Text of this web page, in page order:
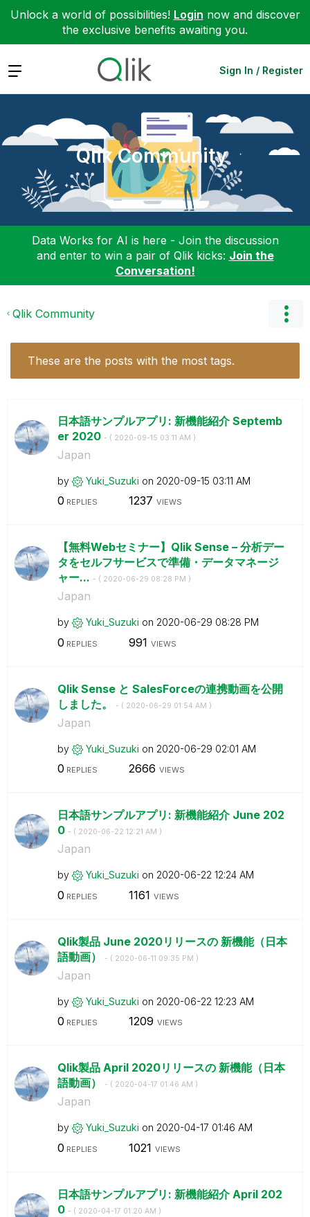
Unlock a world of possibilities! Login now and discover
the exclusive benefits awaiting you.
Expand Sign In / Register
Qlik Community
Data Works for AI is here - Join the discussion
and enter to win a pair of Qlik kicks: Join the
Conversation!
Qlik Community
These are the posts with the most tags.
日本語サンプルアプリ: 新機能紹介 Septemb
er 2020 - ( ‎2020-09-15 03:11 AM )
Japan
by Yuki_Suzuki on ‎2020-09-15 03:11 AM
0 REPLIES 1237 VIEWS
【無料Webセミナー】Qlik Sense – 分析デー
タをセルフサービスで準備・データマネージ
ャー... - ( ‎2020-06-29 08:28 PM )
Japan
by Yuki_Suzuki on ‎2020-06-29 08:28 PM
0 REPLIES 991 VIEWS
Qlik Sense と SalesForceの連携動画を公開
しました。
- ( ‎2020-06-29 01:54 AM )
Japan
by Yuki_Suzuki on ‎2020-06-29 02:01 AM
0 REPLIES 2666 VIEWS
日本語サンプルアプリ: 新機能紹介 June 202
0 - ( ‎2020-06-22 12:21 AM )
Japan
by Yuki_Suzuki on ‎2020-06-22 12:24 AM
0 REPLIES 1161 VIEWS
Qlik製品 June 2020リリースの 新機能（日本
語動画）
- ( ‎2020-06-11 09:35 PM )
Japan
by Yuki_Suzuki on ‎2020-06-22 12:23 AM
0 REPLIES 1209 VIEWS
Qlik製品 April 2020リリースの 新機能（日本
語動画）
- ( ‎2020-04-17 01:46 AM )
Japan
by Yuki_Suzuki on ‎2020-04-17 01:46 AM
0 REPLIES 1021 VIEWS
日本語サンプルアプリ: 新機能紹介 April 202
0 - ( ‎2020-04-17 01:20 AM )